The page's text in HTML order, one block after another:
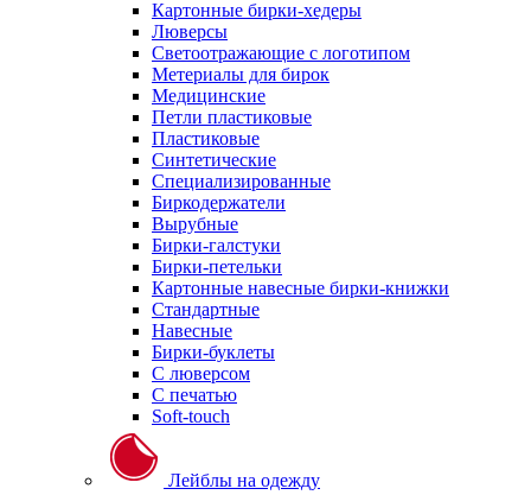
Картонные бирки-хедеры
Люверсы
Светоотражающие с логотипом
Метериалы для бирок
Медицинские
Петли пластиковые
Пластиковые
Синтетические
Специализированные
Биркодержатели
Вырубные
Бирки-галстуки
Бирки-петельки
Картонные навесные бирки-книжки
Стандартные
Навесные
Бирки-буклеты
С люверсом
С печатью
Soft-touch
Лейблы на одежду